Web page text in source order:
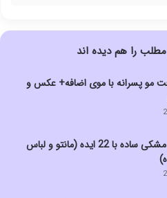
را هم دیده اند
مو پسرانه با موی اضافه+ عکس و
تزیین لباس مشکی ساده با 22 ایده (مانتو و لباس